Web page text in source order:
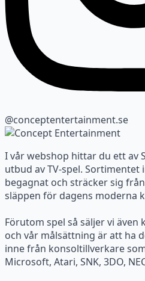
@conceptentertainment.se
I vår webshop hittar du ett av
utbud av TV-spel.
begagnat och sträcker sig
släppen för dagens moderna
Förutom spel så säljer vi
och vår målsättning är att ha
inne från konsoltillverkare
Microsoft, Atari, SNK, 3DO,